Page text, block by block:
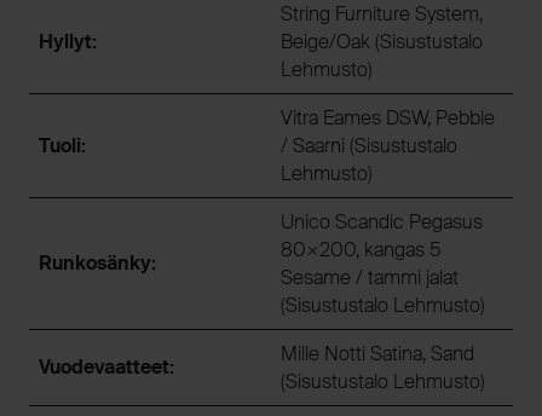
Hyllyt:
String Furniture System,
Beige/Oak (Sisustustalo
Lehmusto)
Tuoli:
Vitra Eames DSW, Pebble
/ Saarni (Sisustustalo
Lehmusto)
Runkosänky:
Unico Scandic Pegasus
80×200, kangas 5
Sesame / tammi jalat
(Sisustustalo Lehmusto)
Vuodevaatteet:
Mille Notti Satina, Sand
(Sisustustalo Lehmusto)